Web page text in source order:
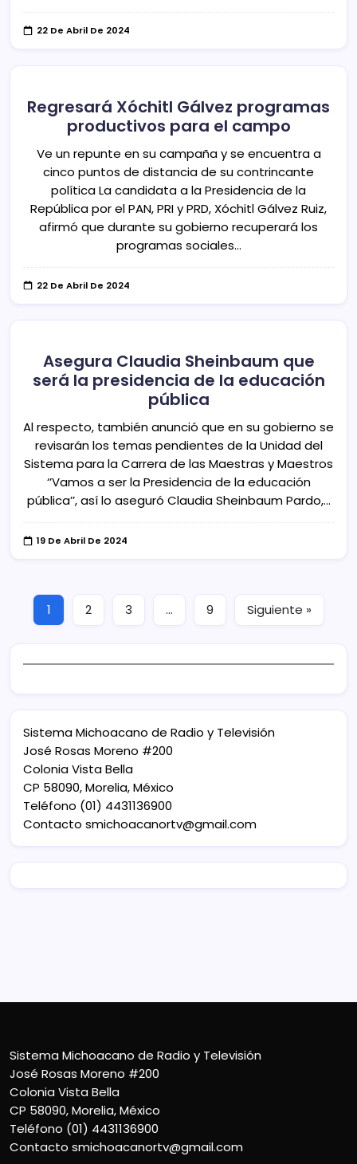
22 De Abril De 2024
Regresará Xóchitl Gálvez programas
productivos para el campo
Ve un repunte en su campaña y se encuentra a
cinco puntos de distancia de su contrincante
política La candidata a la Presidencia de la
República por el PAN, PRI y PRD, Xóchitl Gálvez Ruiz,
afirmó que durante su gobierno recuperará los
programas sociales…
22 De Abril De 2024
Asegura Claudia Sheinbaum que
será la presidencia de la educación
pública
Al respecto, también anunció que en su gobierno se
revisarán los temas pendientes de la Unidad del
Sistema para la Carrera de las Maestras y Maestros
‘’Vamos a ser la Presidencia de la educación
pública’’, así lo aseguró Claudia Sheinbaum Pardo,…
19 De Abril De 2024
1 2 3 … 9 Siguiente »
Sistema Michoacano de Radio y Televisión
José Rosas Moreno #200
Colonia Vista Bella
CP 58090, Morelia, México
Teléfono (01) 4431136900
Contacto smichoacanortv@gmail.com
Sistema Michoacano de Radio y Televisión
José Rosas Moreno #200
Colonia Vista Bella
CP 58090, Morelia, México
Teléfono (01) 4431136900
Contacto smichoacanortv@gmail.com